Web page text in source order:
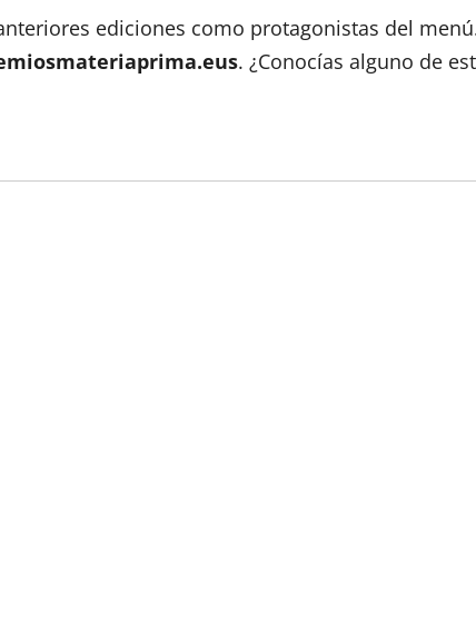
ediciones como protagonistas del
. ¿Conocías alguno de